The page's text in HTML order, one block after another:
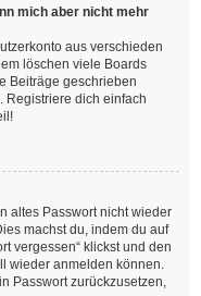
mich aber nicht mehr
aus verschieden
löschen viele Boards
Beiträge geschrieben
Registriere dich einfach
altes Passwort nicht wieder
machst du, indem du auf
vergessen“ klickst und den
wieder anmelden können.
Passwort zurückzusetzen,